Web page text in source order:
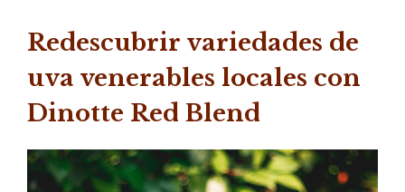
Redescubrir variedades de
uva venerables locales con
Dinotte Red Blend